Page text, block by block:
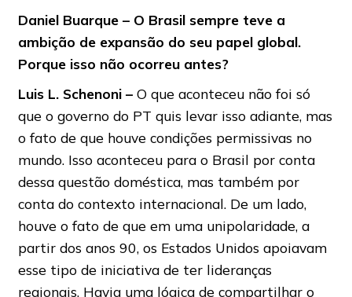
Daniel Buarque – O Brasil sempre teve a
ambição de expansão do seu papel global.
Porque isso não ocorreu antes?
Luis L. Schenoni – O que aconteceu não foi só
que o governo do PT quis levar isso adiante, mas
o fato de que houve condições permissivas no
mundo. Isso aconteceu para o Brasil por conta
dessa questão doméstica, mas também por
conta do contexto internacional. De um lado,
houve o fato de que em uma unipolaridade, a
partir dos anos 90, os Estados Unidos apoiavam
esse tipo de iniciativa de ter lideranças
regionais. Havia uma lógica de compartilhar o